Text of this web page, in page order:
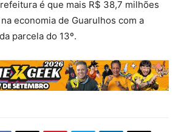
é que mais R$ 38,7 milhões
economia de Guarulhos com a
parcela do 13º.